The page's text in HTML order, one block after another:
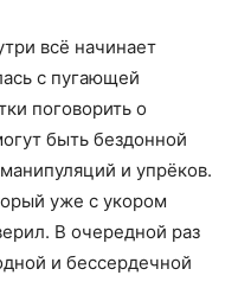
всё начинает
с пугающей
поговорить о
быть бездонной
и упрёков.
уже с укором
В очередной раз
и бессердечной